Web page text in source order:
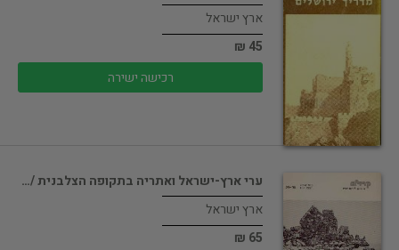
ארץ ישראל
45 ₪
רכישה ישירה
ערי ארץ-ישראל ואתריה בתקופה הצלבנית /…
ארץ ישראל
65 ₪